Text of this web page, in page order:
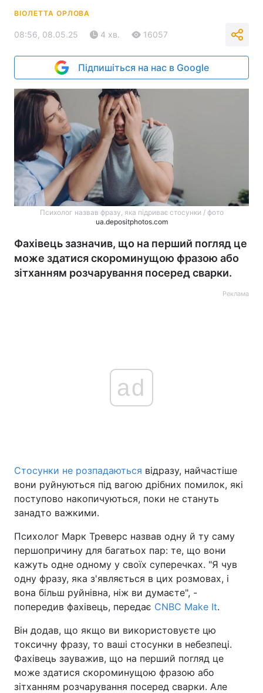
ВІОЛЕТТА ОРЛОВА
08:56, 08.05.25 4 хв. 16057
Підпишіться на нас в Google
Психолог назвав фразу, яка підриває стосунки / фото
ua.depositphotos.com
Фахівець зазначив, що на перший погляд це
може здатися скороминущою фразою або
зітханням розчарування посеред сварки.
Реклама
ad
Стосунки не розпадаються відразу, найчастіше
вони руйнуються під вагою дрібних помилок, які
поступово накопичуються, поки не стануть
занадто важкими.
Психолог Марк Треверс назвав одну й ту саму
першопричину для багатьох пар: те, що вони
кажуть одне одному у своїх суперечках. "Я чув
одну фразу, яка з'являється в цих розмовах, і
вона більш руйнівна, ніж ви думаєте", -
попередив фахівець, передає CNBC Make It.
Він додав, що якщо ви використовуєте цю
токсичну фразу, то ваші стосунки в небезпеці.
Фахівець зауважив, що на перший погляд це
може здатися скороминущою фразою або
зітханням розчарування посеред сварки. Але